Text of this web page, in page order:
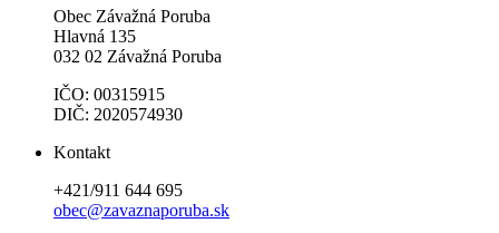
Obec Závažná Poruba
Hlavná 135
032 02 Závažná Poruba
IČO: 00315915
DIČ: 2020574930
Kontakt
+421/911 644 695
obec@zavaznaporuba.sk